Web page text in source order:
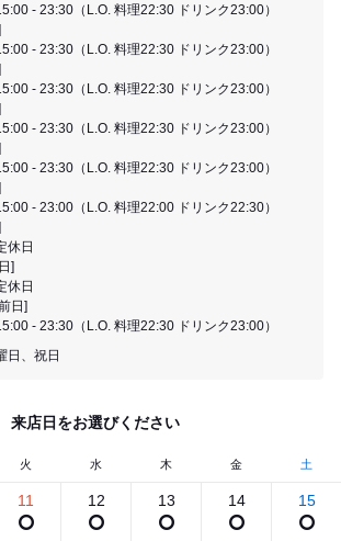
- 23:30（L.O. 料理22:30 ドリンク23:00）
- 23:30（L.O. 料理22:30 ドリンク23:00）
- 23:30（L.O. 料理22:30 ドリンク23:00）
- 23:30（L.O. 料理22:30 ドリンク23:00）
- 23:30（L.O. 料理22:30 ドリンク23:00）
- 23:00（L.O. 料理22:00 ドリンク22:30）
休日
]
休日
日]
- 23:30（L.O. 料理22:30 ドリンク23:00）
日、祝日
来店日をお選びください
火 水 木 金 土
11 12 13 14 15